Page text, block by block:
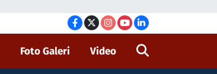
Foto Galeri Video